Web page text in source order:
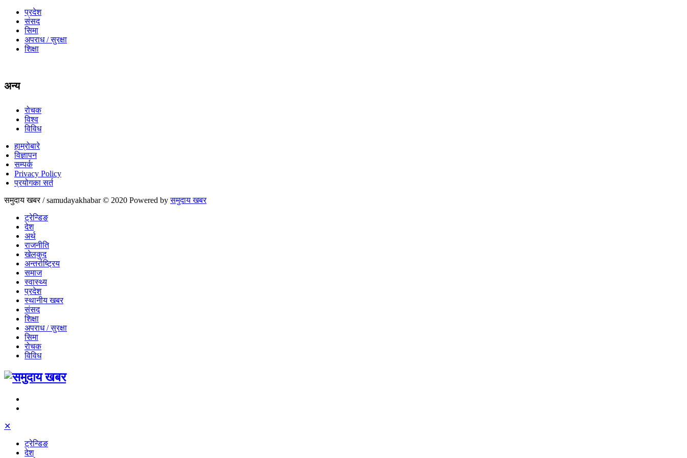
प्रदेश
संसद
सिमा
अपराध / सुरक्षा
शिक्षा
अन्य
रोचक
विश्व
विविध
हाम्रोबारे
विज्ञापन
सम्पर्क
Privacy Policy
प्रयोगका सर्त
समुदाय खबर / samudayakhabar © 2020 Powered byसमुदाय खबर
ट्रेन्डिङ
देश
अर्थ
राजनीति
खेलकुद
अन्तर्राष्ट्रिय
समाज
स्वास्थ्य
प्रदेश
स्थानीय खबर
संसद
शिक्षा
अपराध / सुरक्षा
सिमा
रोचक
विविध
✕
ट्रेन्डिङ
देश